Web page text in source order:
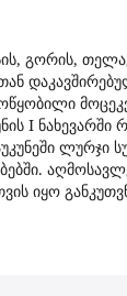
გორის,
I ნახევარში
იყო